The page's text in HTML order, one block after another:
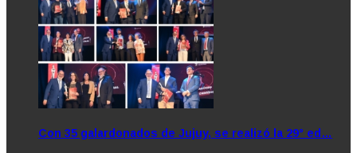
Con 35 galardonados de Jujuy, se realizó la 29° ed…